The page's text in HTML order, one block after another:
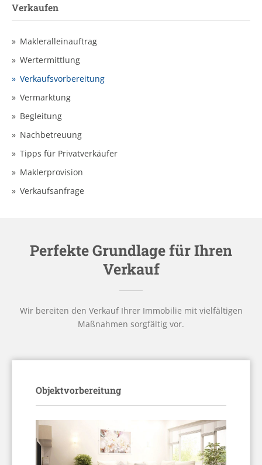
Verkaufen
Makleralleinauftrag
Wertermittlung
Verkaufsvorbereitung
Vermarktung
Begleitung
Nachbetreuung
Tipps für Privatverkäufer
Maklerprovision
Verkaufsanfrage
Perfekte Grundlage für Ihren
Verkauf
Wir bereiten den Verkauf Ihrer Immobilie mit vielfältigen
Maßnahmen sorgfältig vor.
Objektvorbereitung